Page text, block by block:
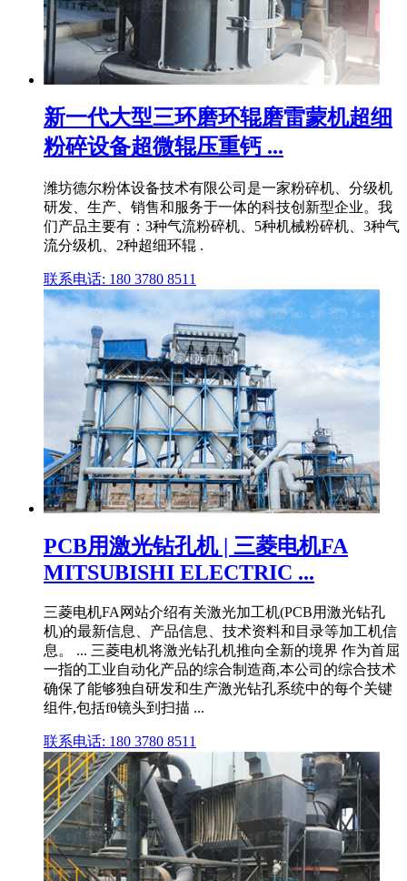
新一代大型三环磨环辊磨雷蒙机超细
粉碎设备超微辊压重钙 ...
潍坊德尔粉体设备技术有限公司是一家粉碎机、分级机
研发、生产、销售和服务于一体的科技创新型企业。我
们产品主要有：3种气流粉碎机、5种机械粉碎机、3种气
流分级机、2种超细环辊 .
联系电话: 180 3780 8511
PCB用激光钻孔机 | 三菱电机FA
MITSUBISHI ELECTRIC ...
三菱电机FA网站介绍有关激光加工机(PCB用激光钻孔
机)的最新信息、产品信息、技术资料和目录等加工机信
息。 ... 三菱电机将激光钻孔机推向全新的境界 作为首屈
一指的工业自动化产品的综合制造商,本公司的综合技术
确保了能够独自研发和生产激光钻孔系统中的每个关键
组件,包括fθ镜头到扫描 ...
联系电话: 180 3780 8511